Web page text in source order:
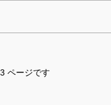
ページです